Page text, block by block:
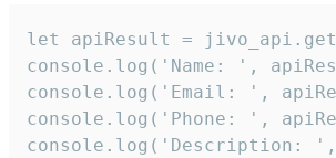
let apiResult =
console.log('Name: ',
console.log('Email: ',
console.log('Phone: ',
console.log('Description: